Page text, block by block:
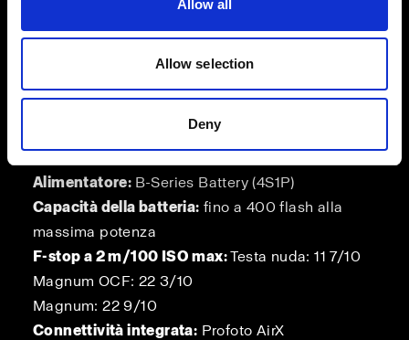
Allow all
Allow selection
Deny
Potenza del flash:250 Ws
Modalità Boost/Freeze: 0,01-1,2 s
Alimentatore: B-Series Battery (4S1P)
Capacità della batteria: fino a 400 flash alla
massima potenza
F-stop a 2 m/100 ISO max:Testa nuda: 11 7/10
Magnum OCF: 22 3/10
Magnum: 22 9/10
Connettività integrata: Profoto AirX